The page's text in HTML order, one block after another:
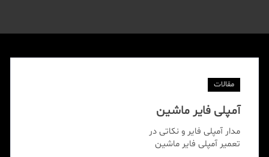
مقالات
آمپلی فایر ماشین
مدار آمپلی فایر و نکاتی در
تعمیر آمپلی فایر ماشین